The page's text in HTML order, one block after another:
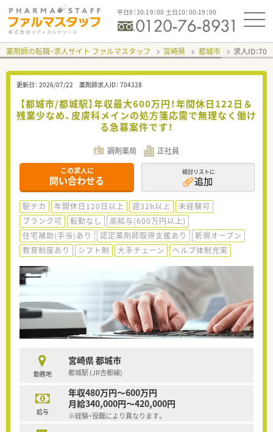
平日9：30-19：00 土日10：00-19：00
薬剤師の転職・求人サイト ファルマスタッフ 宮崎県 都城市 求人ID：
更新日： 2026/07/22 薬剤師求人ID： 704328
【都城市/都城駅】年収最大600万円！年間休日122日＆
残業少なめ、皮膚科メインの処方箋応需で無理なく働け
る急募案件です！
調剤薬局 正社員
この求人に
問い合わせる
検討リストに
追加
駅チカ 年間休日120日以上 週32h以上
未経験可
ブランク可
転勤なし
高給与(600万円以上)
住宅補助(手当)あり
認定薬剤師取得支援あり
新規オープン
教育制度あり
シフト制 大手チェーン ヘルプ体制充実
勤務地
宮崎県 都城市
都城駅 (JR吉都線)
給与
年収480万円～600万円
月給340,000円～420,000円
※経験・役職により異なります。